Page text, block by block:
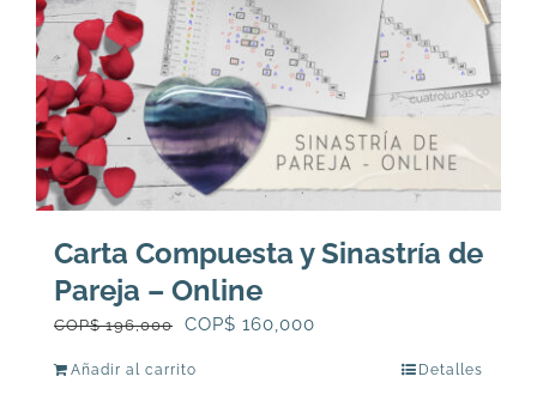
Carta Compuesta y Sinastría de
Pareja – Online
COP$196,000
El
COP$ 160,000
Añadir al carrito Detalles